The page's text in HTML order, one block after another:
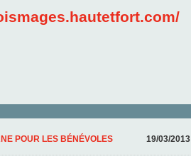
19/03/2013
POUR LES BÉNÉVOLES